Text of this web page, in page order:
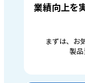
業績向上を
まずは、お
製品